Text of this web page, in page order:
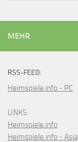
MEHR
RSS-FEED:
Heimspiele.info - PC
LINKS:
Heimspiele.info
Heimspiele.info - Asia